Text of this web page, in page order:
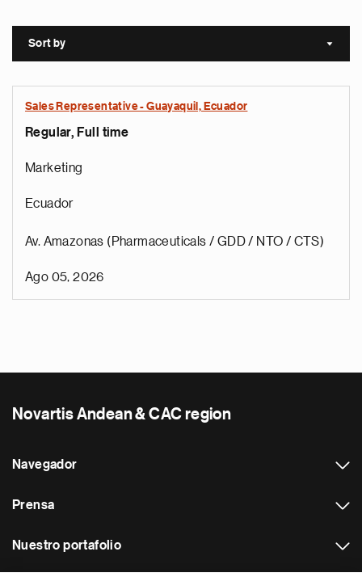
Sort by Sort
Sales Representative - Guayaquil, Ecuador
Regular, Full time
Marketing
Ecuador
Av. Amazonas (Pharmaceuticals / GDD / NTO / CTS)
Ago 05, 2026
Novartis Andean & CAC region
Navegador
Prensa
Nuestro portafolio